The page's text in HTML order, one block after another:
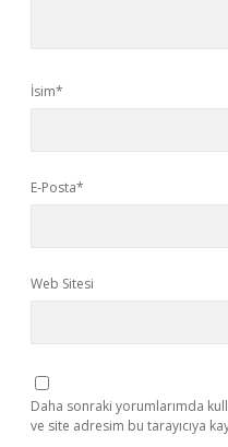
İsim*
E-Posta*
Web Sitesi
Daha sonraki yorumlarımda
ve site adresim bu tarayıcıya